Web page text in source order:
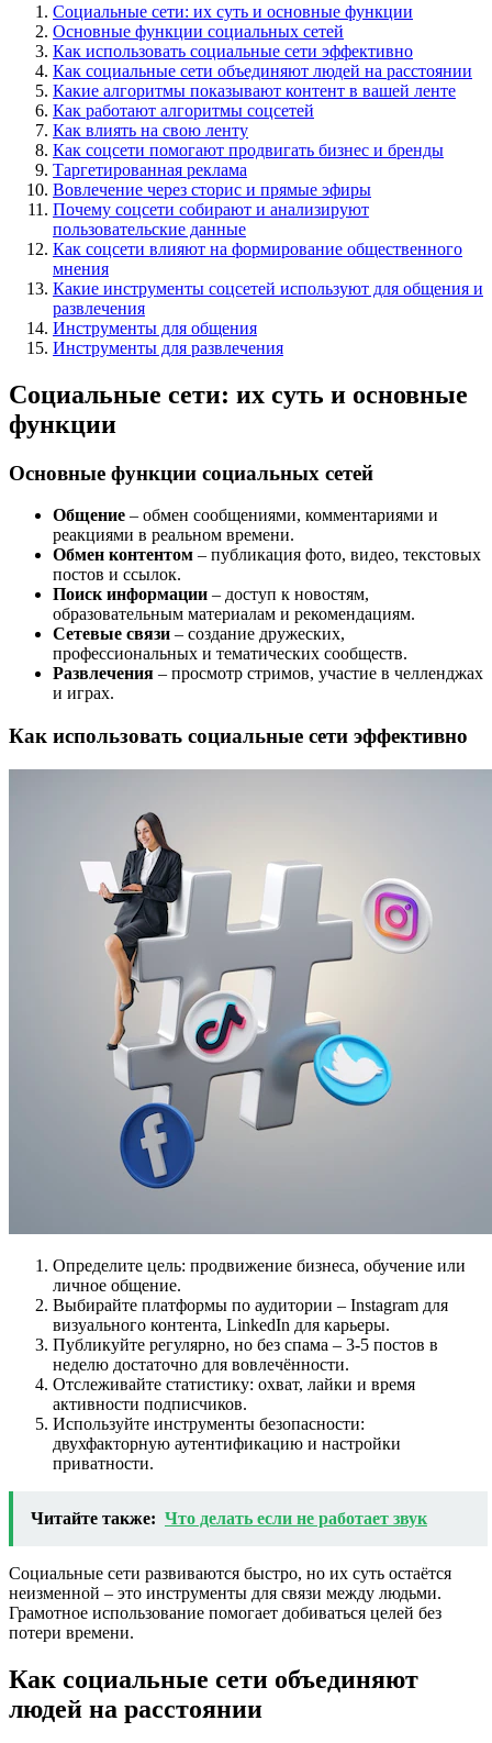
Социальные сети: их суть и основные функции
Основные функции социальных сетей
Как использовать социальные сети эффективно
Как социальные сети объединяют людей на расстоянии
Какие алгоритмы показывают контент в вашей ленте
Как работают алгоритмы соцсетей
Как влиять на свою ленту
Как соцсети помогают продвигать бизнес и бренды
Таргетированная реклама
Вовлечение через сторис и прямые эфиры
Почему соцсети собирают и анализируют
пользовательские данные
Как соцсети влияют на формирование общественного
мнения
Какие инструменты соцсетей используют для общения и
развлечения
Инструменты для общения
Инструменты для развлечения
Социальные сети: их суть и основные
функции
Основные функции социальных сетей
Общение – обмен сообщениями, комментариями и
реакциями в реальном времени.
Обмен контентом – публикация фото, видео, текстовых
постов и ссылок.
Поиск информации – доступ к новостям,
образовательным материалам и рекомендациям.
Сетевые связи – создание дружеских,
профессиональных и тематических сообществ.
Развлечения – просмотр стримов, участие в челленджах
и играх.
Как использовать социальные сети эффективно
Определите цель: продвижение бизнеса, обучение или
личное общение.
Выбирайте платформы по аудитории – Instagram для
визуального контента, LinkedIn для карьеры.
Публикуйте регулярно, но без спама – 3-5 постов в
неделю достаточно для вовлечённости.
Отслеживайте статистику: охват, лайки и время
активности подписчиков.
Используйте инструменты безопасности:
двухфакторную аутентификацию и настройки
приватности.
Читайте также: Что делать если не работает звук
Социальные сети развиваются быстро, но их суть остаётся
неизменной – это инструменты для связи между людьми.
Грамотное использование помогает добиваться целей без
потери времени.
Как социальные сети объединяют
людей на расстоянии